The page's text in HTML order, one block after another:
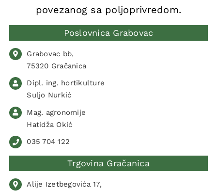
povezanog sa poljoprivredom.
Poslovnica Grabovac
Grabovac bb,
75320 Gračanica
Dipl. ing. hortikulture
Suljo Nurkić
Mag. agronomije
Hatidža Okić
035 704 122
Trgovina Gračanica
Alije Izetbegovića 17,